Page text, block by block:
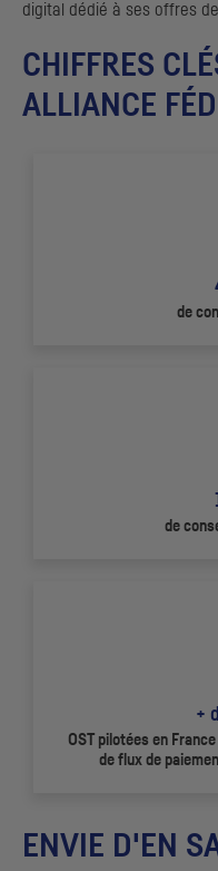
digital dédié à ses offres
CHIFFRES
ALLIANCE
de
de
+
OST pilotées en
de flux de
ENVIE D'EN